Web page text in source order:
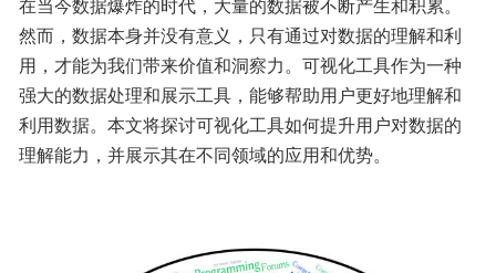
然而，数据本身并没有意义，只有通过对数据的理解和利
用，才能为我们带来价值和洞察力。可视化工具作为一种
强大的数据处理和展示工具，能够帮助用户更好地理解和
利用数据。本文将探讨可视化工具如何提升用户对数据的
理解能力，并展示其在不同领域的应用和优势。